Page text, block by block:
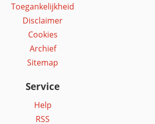
Toegankelijkheid
Disclaimer
Cookies
Archief
Sitemap
Service
Help
RSS